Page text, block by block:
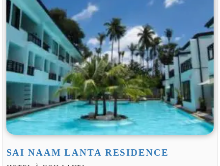
SAI NAAM LANTA RESIDENCE